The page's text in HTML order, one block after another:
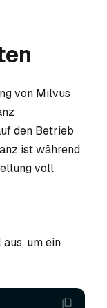
von Milvus
den Betrieb
ist während
voll
um ein